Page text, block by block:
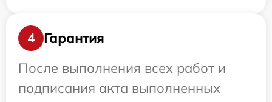
4
Гарантия
После выполнения всех работ и
подписания акта выполненных